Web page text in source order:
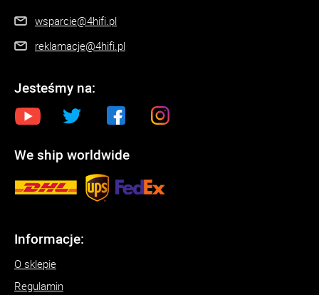
wsparcie@4hifi.pl
reklamacje@4hifi.pl
Jesteśmy na:
We ship worldwide
Informacje:
O sklepie
Regulamin